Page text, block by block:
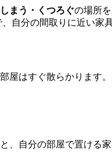
まう・くつろぐの場所
、自分の間取りに近い家
はすぐ散らかります
、自分の部屋で置ける